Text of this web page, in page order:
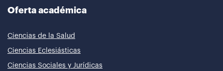
Oferta académica
Ciencias de la Salud
Ciencias Eclesiásticas
Ciencias Sociales y Jurídicas